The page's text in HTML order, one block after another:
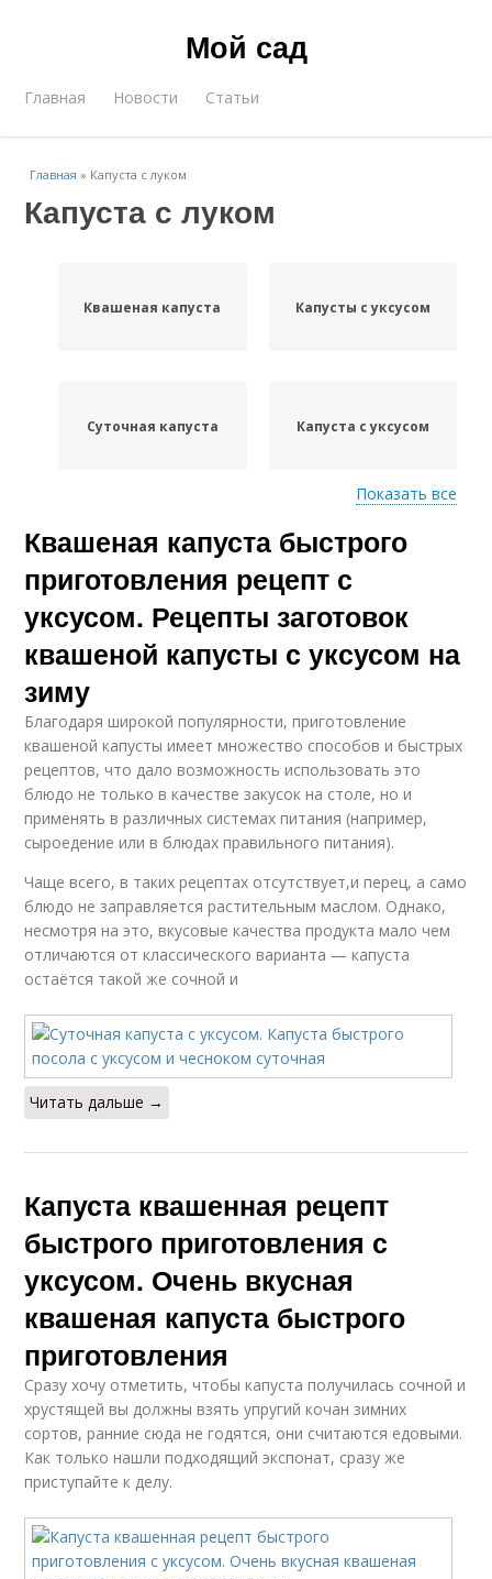
Мой сад
Главная Новости Статьи
Главная » Капуста с луком
Капуста с луком
Квашеная капуста Капусты с уксусом
Суточная капуста Капуста с уксусом
Капусты за сутки
Капусты с яблочным
уксусом
Капуста с куркумой Быстрая капуста
Капуста с чесноком
Сочная капуста Капусты в рассоле
Капуста в кастрюле Капуста в банке
Показать все
Квашеная капуста быстрого
приготовления рецепт с
уксусом. Рецепты заготовок
квашеной капусты с уксусом на
зиму
Благодаря широкой популярности, приготовление
квашеной капусты имеет множество способов и быстрых
рецептов, что дало возможность использовать это
блюдо не только в качестве закусок на столе, но и
применять в различных системах питания (например,
сыроедение или в блюдах правильного питания).
Чаще всего, в таких рецептах отсутствует,и перец, а само
блюдо не заправляется растительным маслом. Однако,
несмотря на это, вкусовые качества продукта мало чем
отличаются от классического варианта — капуста
остаётся такой же сочной и
Читать дальше →
Капуста квашенная рецепт
быстрого приготовления с
уксусом. Очень вкусная
квашеная капуста быстрого
приготовления
Сразу хочу отметить, чтобы капуста получилась сочной и
хрустящей вы должны взять упругий кочан зимних
сортов, ранние сюда не годятся, они считаются едовыми.
Как только нашли подходящий экспонат, сразу же
приступайте к делу.